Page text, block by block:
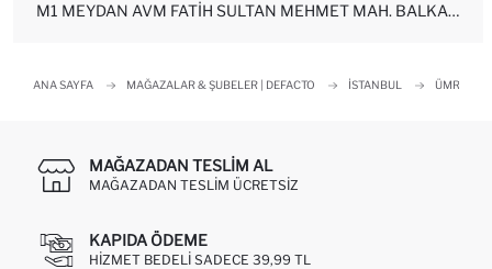
M1 MEYDAN AVM FATIH SULTAN MEHMET MAH. BALKAN CAD. NO:64-14 (YENI M...
ANA SAYFA MAĞAZALAR & ŞUBELER | DEFACTO İSTANBUL
MAĞAZADAN TESLIM AL
MAĞAZADAN TESLIM ÜCRETSIZ
KAPIDA ÖDEME
HIZMET BEDELI SADECE 39,99 TL